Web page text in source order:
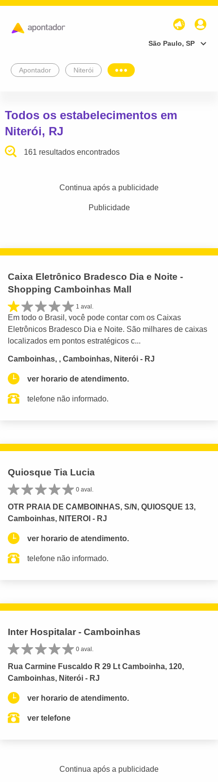
São Paulo, SP
Apontador Niterói
Todos os estabelecimentos em
Niterói, RJ
161 resultados encontrados
Continua após a publicidade
Publicidade
Caixa Eletrônico Bradesco Dia e Noite -
Shopping Camboinhas Mall
1 aval.
Em todo o Brasil, você pode contar com os Caixas
Eletrônicos Bradesco Dia e Noite. São milhares de caixas
localizados em pontos estratégicos c...
Camboinhas, , Camboinhas, Niterói - RJ
ver horario de atendimento.
telefone não informado.
Quiosque Tia Lucia
0 aval.
OTR PRAIA DE CAMBOINHAS, S/N, QUIOSQUE 13,
Camboinhas, NITEROI - RJ
ver horario de atendimento.
telefone não informado.
Inter Hospitalar - Camboinhas
0 aval.
Rua Carmine Fuscaldo R 29 Lt Camboinha, 120,
Camboinhas, Niterói - RJ
ver horario de atendimento.
ver telefone
Continua após a publicidade